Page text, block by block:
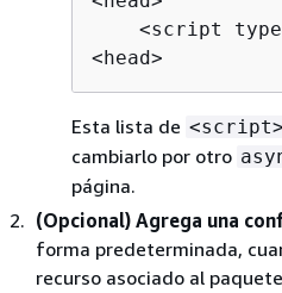
<script
<head>
Esta lista de <script>
cambiarlo por otro
página.
(Opcional) Agrega una
forma predeterminada,
recurso asociado al